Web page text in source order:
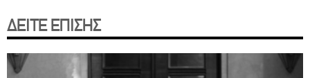
ΔΕΙΤΕ ΕΠΙΣΗΣ